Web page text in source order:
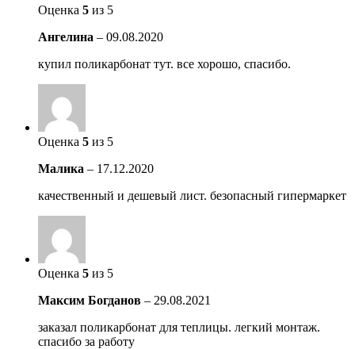
Оценка 5 из 5
Ангелина – 09.08.2020
купил поликарбонат тут. все хорошо, спасибо.
Оценка 5 из 5
Малика – 17.12.2020
качественный и дешевый лист. безопасный гипермаркет
Оценка 5 из 5
Максим Богданов – 29.08.2021
заказал поликарбонат для теплицы. легкий монтаж.
спасибо за работу